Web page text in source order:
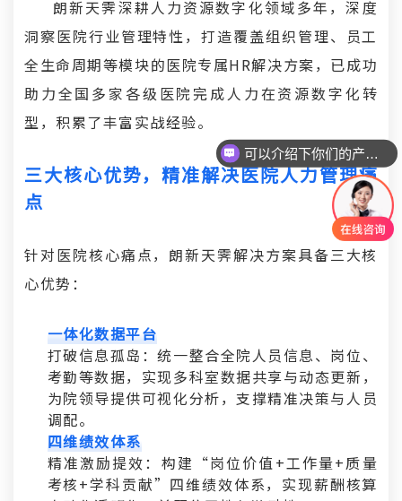
朗新天霁深耕人力资源数字化领域多年，深度
洞察医院行业管理特性，打造覆盖组织管理、员工
全生命周期等模块的医院专属HR解决方案，已成功
助力全国多家各级医院完成人力在资源数字化转
型，积累了丰富实战经验。
三大核心优势，精准解决医院人力管理痛
点
针对医院核心痛点，朗新天霁解决方案具备三大核
心优势：
一体化数据平台
打破信息孤岛：统一整合全院人员信息、岗位、
考勤等数据，实现多科室数据共享与动态更新，
为院领导提供可视化分析，支撑精准决策与人员
调配。
四维绩效体系
精准激励提效：构建“岗位价值+工作量+质量
考核+学科贡献”四维绩效体系，实现薪酬核算